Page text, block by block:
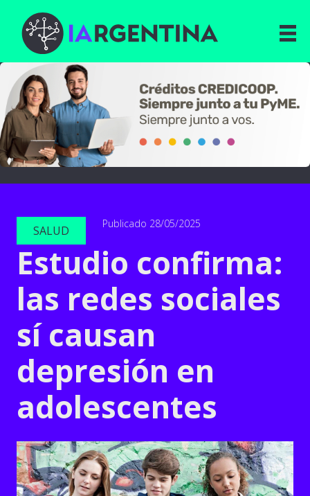
SALUD Publicado 28/05/2025
Estudio confirma:
las redes sociales
sí causan
depresión en
adolescentes